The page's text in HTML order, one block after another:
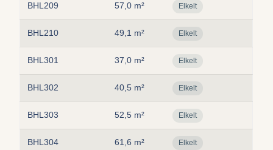
BHL209 57,0 m² Elkelt
BHL210 49,1 m² Elkelt
BHL301 37,0 m² Elkelt
BHL302 40,5 m² Elkelt
BHL303 52,5 m² Elkelt
BHL304 61,6 m² Elkelt